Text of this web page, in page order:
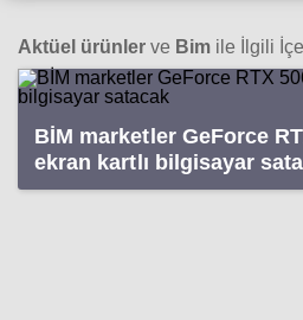
Aktüel ürünler ve Bim ile İlgili
BİM marketler GeForce
ekran kartlı bilgisayar